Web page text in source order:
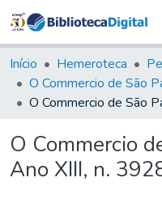
Início Hemeroteca
O Commercio de São
O Commercio
Ano XIII, n.